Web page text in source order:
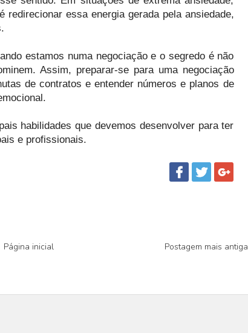
essa energia gerada pela ansiedade,
estamos numa negociação e o segredo é não
Assim, preparar-se para uma negociação
de contratos e entender números e planos de
habilidades que devemos desenvolver para ter
e profissionais.
Página inicial Postagem mais antiga